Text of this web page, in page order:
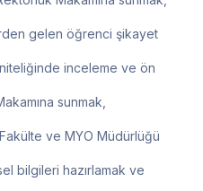
gelen öğrenci şikayet
inceleme ve ön
sunmak,
ve MYO Müdürlüğü
bilgileri hazırlamak ve